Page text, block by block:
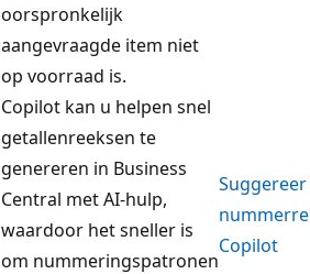
oorspronkelijk
aangevraagde item niet
op voorraad is.
Copilot kan u helpen snel
getallenreeksen te
genereren in Business
Central met AI-hulp,
waardoor het sneller is
om nummeringspatronen
Copilot